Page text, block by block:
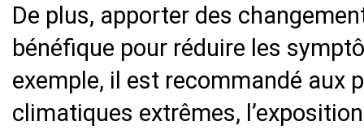
De plus, apporter des
bénéfique pour réduire les
exemple, il est recommandé aux
climatiques extrêmes,